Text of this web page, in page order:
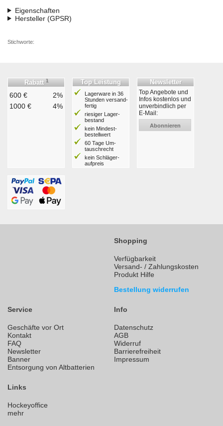
Eigenschaften
Hersteller (GPSR)
Stichworte:
Rabatt 1
600 €
2%
1000 €
4%
Top Leistung
Lagerware in 36
Stunden ver­sand­
fertig
riesiger Lager­
bestand
kein Mindest­
bestell­wert
60 Tage Um­
tausch­recht
kein Schläger­
aufpreis
Newsletter
Top Angebote und
Infos kostenlos und
unverbindlich per
E-Mail:
Abonnieren
Shopping
Verfügbarkeit
Versand- / Zahlungskosten
Produkt Hilfe
Bestellung widerrufen
Service
Geschäfte vor Ort
Kontakt
FAQ
Newsletter
Banner
Entsorgung von Altbatterien
Info
Datenschutz
AGB
Widerruf
Barrierefreiheit
Impressum
Links
Hockeyoffice
mehr